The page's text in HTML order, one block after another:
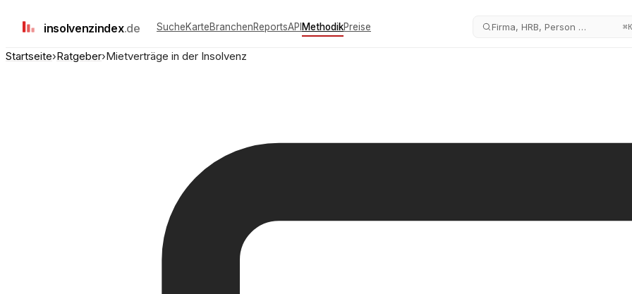
insolvenzindex.de SucheKarteBranchenReportsAPIMethodikPreise Firma, HRB, Person … ⌘K
Startseite›Ratgeber›Mietverträge in der Insolvenz